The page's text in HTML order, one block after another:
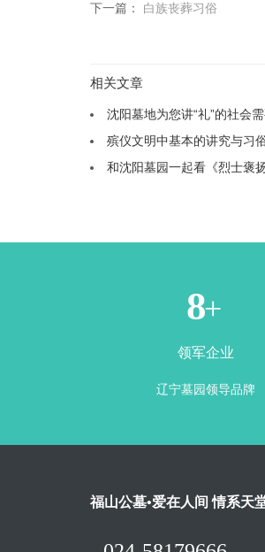
下一篇： 白族丧葬习俗
相关文章
沈阳墓地为您讲“礼”的社会
殡仪文明中基本的讲究与习
和沈阳墓园一起看《烈士褒扬
1+
领军企业
辽宁墓园领导品牌
福山公墓•爱在人间 情系天